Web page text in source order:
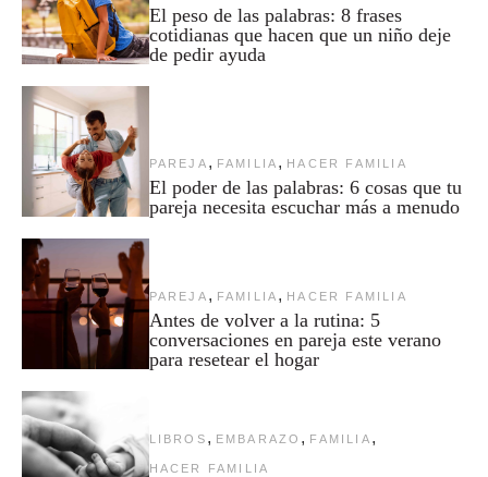
El peso de las palabras: 8 frases
cotidianas que hacen que un niño deje
de pedir ayuda
PAREJA , FAMILIA , HACER FAMILIA
El poder de las palabras: 6 cosas que tu
pareja necesita escuchar más a menudo
PAREJA , FAMILIA , HACER FAMILIA
Antes de volver a la rutina: 5
conversaciones en pareja este verano
para resetear el hogar
LIBROS , EMBARAZO , FAMILIA ,
HACER FAMILIA